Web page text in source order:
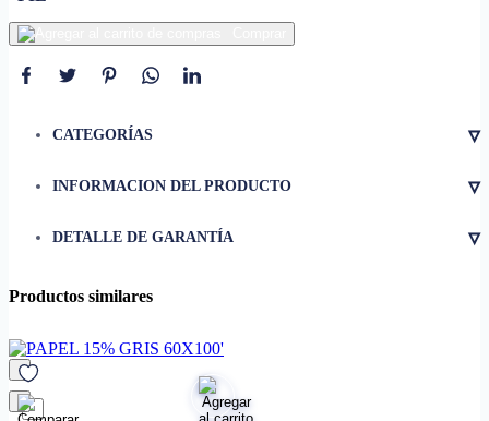
CATEGORÍAS ▿
INFORMACION DEL PRODUCTO ▿
DETALLE DE GARANTÍA ▿
Productos similares